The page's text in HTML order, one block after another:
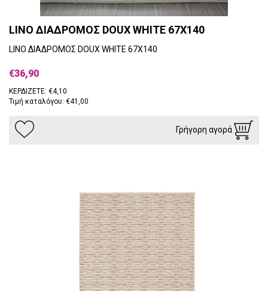
LINO ΔΙΑΔΡΟΜΟΣ DOUX WHITE 67X140
LINO ΔΙΑΔΡΟΜΟΣ DOUX WHITE 67X140
€36,90
ΚΕΡΔΙΖΕΤΕ: €4,10
Τιμή καταλόγου: €41,00
Γρήγορη αγορά